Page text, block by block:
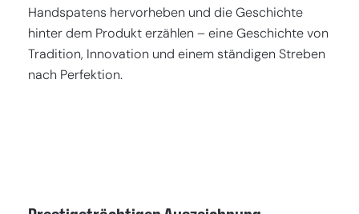
Handspatens hervorheben und die Geschichte
hinter dem Produkt erzählen – eine Geschichte von
Tradition, Innovation und einem ständigen Streben
nach Perfektion.